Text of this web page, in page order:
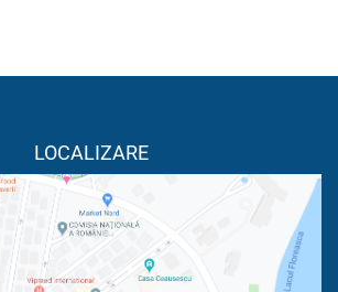
LOCALIZARE